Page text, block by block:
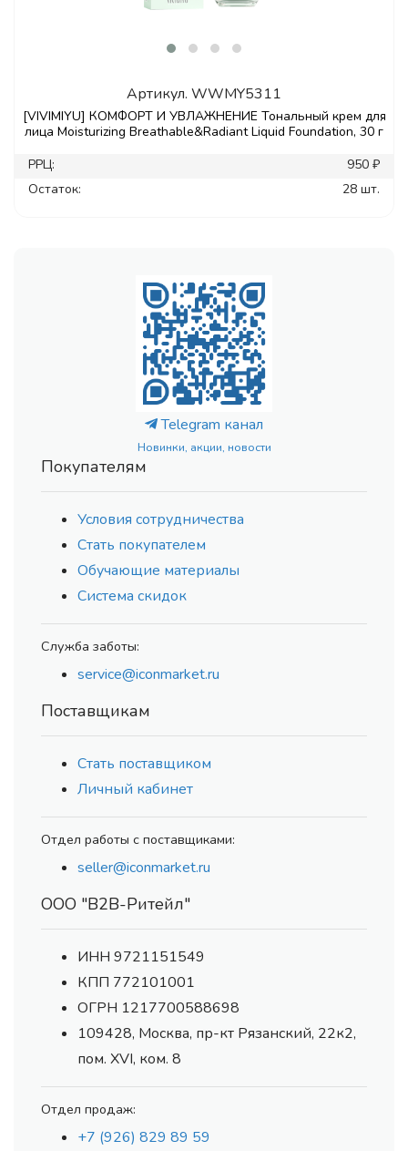
Артикул. WWMY5311
[VIVIMIYU] КОМФОРТ И УВЛАЖНЕНИЕ Тональный крем для
лица Moisturizing Breathable&Radiant Liquid Foundation, 30 г
РРЦ:
950 ₽
Остаток:
28 шт.
Telegram канал
Новинки, акции, новости
Покупателям
Условия сотрудничества
Стать покупателем
Обучающие материалы
Система скидок
Служба заботы:
service@iconmarket.ru
Поставщикам
Стать поставщиком
Личный кабинет
Отдел работы с поставщиками:
seller@iconmarket.ru
ООО "В2В-Ритейл"
ИНН 9721151549
КПП 772101001
ОГРН 1217700588698
109428, Москва, пр-кт Рязанский, 22к2,
пом. XVI, ком. 8
Отдел продаж:
+7 (926) 829 89 59